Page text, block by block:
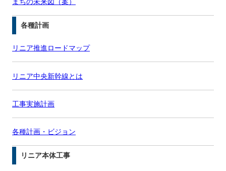
まちの未来図（案）
各種計画
リニア推進ロードマップ
リニア中央新幹線とは
工事実施計画
各種計画・ビジョン
リニア本体工事